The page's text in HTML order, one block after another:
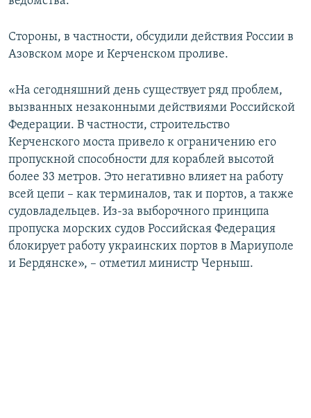
Стороны, в частности, обсудили действия России в
Азовском море и Керченском проливе.
«На сегодняшний день существует ряд проблем,
вызванных незаконными действиями Российской
Федерации. В частности, строительство
Керченского моста привело к ограничению его
пропускной способности для кораблей высотой
более 33 метров. Это негативно влияет на работу
всей цепи – как терминалов, так и портов, а также
судовладельцев. Из-за выборочного принципа
пропуска морских судов Российская Федерация
блокирует работу украинских портов в Мариуполе
и Бердянске», – отметил министр Черныш.